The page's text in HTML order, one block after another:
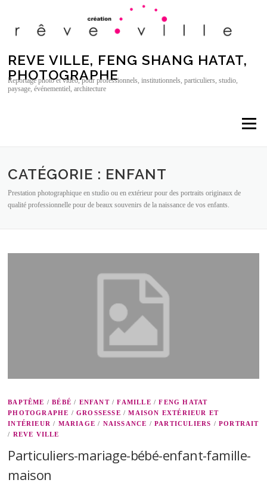
REVE VILLE, FENG SHANG HATAT,
PHOTOGRAPHE
Reportage photo et vidéo, pour professionnels, institutionnels, particuliers, studio,
paysage, événementiel, architecture
Menu
CATÉGORIE : ENFANT
Prestation photographique en studio ou en extérieur pour des portraits originaux de
qualité professionnelle pour de beaux souvenirs de la naissance de vos enfants.
BAPTÊME /BÉBÉ / ENFANT/FAMILLE /FENG HATAT
PHOTOGRAPHE / GROSSESSE /MAISON EXTÉRIEUR ET
INTÉRIEUR / MARIAGE / NAISSANCE / PARTICULIERS / PORTRAIT
/ REVE VILLE
Particuliers-mariage-bébé-enfant-famille-
maison